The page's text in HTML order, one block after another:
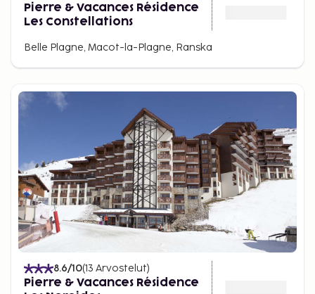
Pierre & Vacances Résidence
Les Constellations
Belle Plagne, Macot-la-Plagne, Ranska
8.6/10(13 Arvostelut)
Pierre & Vacances Résidence